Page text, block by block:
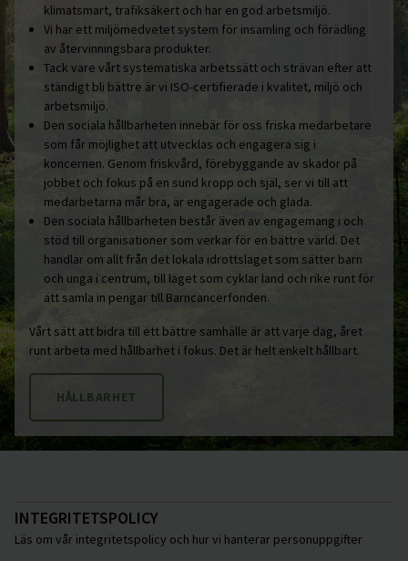
klimatsmart, trafiksäkert och har en god arbetsmiljö.
Vi har ett miljömedvetet system för insamling och förädling
av återvinningsbara produkter.
Tack vare vårt systematiska arbetssätt och strävan efter att
ständigt bli bättre är vi ISO-certifierade i kvalitet, miljö och
arbetsmiljö.
Den sociala hållbarheten innebär för oss friska medarbetare
som får möjlighet att utvecklas och engagera sig i
koncernen. Genom friskvård, förebyggande av skador på
jobbet och fokus på en sund kropp och själ, ser vi till att
medarbetarna mår bra, är engagerade och glada.
Den sociala hållbarheten består även av engagemang i och
stöd till organisationer som verkar för en bättre värld. Det
handlar om allt från det lokala idrottslaget som sätter barn
och unga i centrum, till laget som cyklar land och rike runt för
att samla in pengar till Barncancerfonden.
Vårt sätt att bidra till ett bättre samhälle är att varje dag, året
runt arbeta med hållbarhet i fokus. Det är helt enkelt hållbart.
HÅLLBARHET
INTEGRITETSPOLICY
Läs om vår integritetspolicy och hur vi hanterar personuppgifter